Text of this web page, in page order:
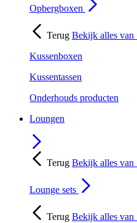
Opbergboxen
Terug Bekijk alles van
Kussenboxen
Kussentassen
Onderhouds producten
Loungen
Terug Bekijk alles van
Lounge sets
Terug Bekijk alles van